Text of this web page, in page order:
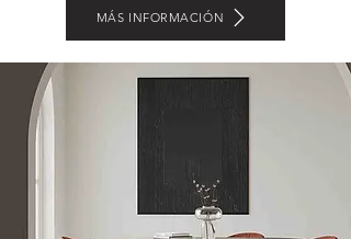
MÁS INFORMACIÓN